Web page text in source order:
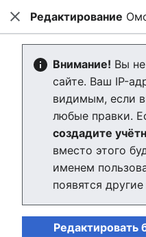
hpluswiki
Создание:
произвольной
Редактор скоро
секунд вы будете по-
сообщение,
hpluswiki
Закрыть
Редактирование
Внимание! Вы
сайте. Ваш IP-
видимым, если
любые правки.
создадите
вместо этого
именем
появятся
Редактировать